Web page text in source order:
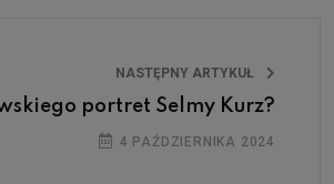
NASTĘPNY ARTYKUŁ
portret Selmy Kurz?
4 PAŹDZIERNIKA 2024